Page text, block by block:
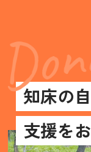
知床の
支援を